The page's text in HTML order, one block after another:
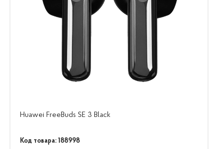
Huawei FreeBuds SE 3 Black
Код товара: 188998